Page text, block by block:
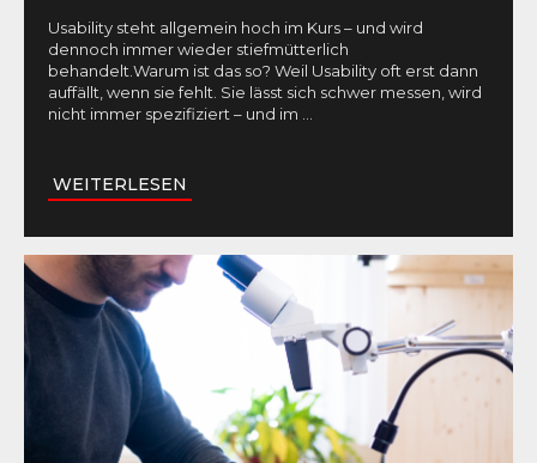
Usability steht allgemein hoch im Kurs – und wird
dennoch immer wieder stiefmütterlich
behandelt.Warum ist das so? Weil Usability oft erst dann
auffällt, wenn sie fehlt. Sie lässt sich schwer messen, wird
nicht immer spezifiziert – und im
WEITERLESEN